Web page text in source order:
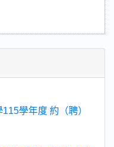
學年度 約（聘）